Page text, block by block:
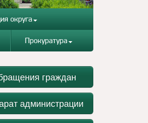
округа
Прокуратура
граждан
администрации